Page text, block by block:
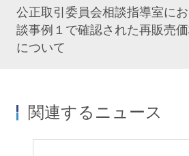
公正取引委員会相談指導室に
談事例１で確認された再販売
について
関連するニュース